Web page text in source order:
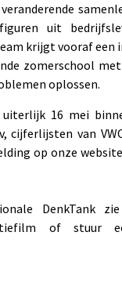
uit
krijgt vooraf een
zomerschool
oplossen.
16 mei
cijferlijsten van
op onze
DenkTank
of stuur